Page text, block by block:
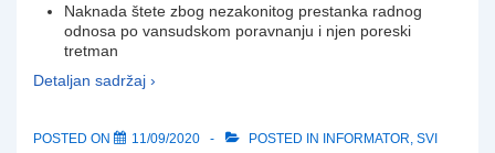
Naknada štete zbog nezakonitog prestanka radnog
odnosa po vansudskom poravnanju i njen poreski
tretman
Detaljan sadržaj ›
POSTED ON 11/09/2020 POSTED IN INFORMATOR SVI